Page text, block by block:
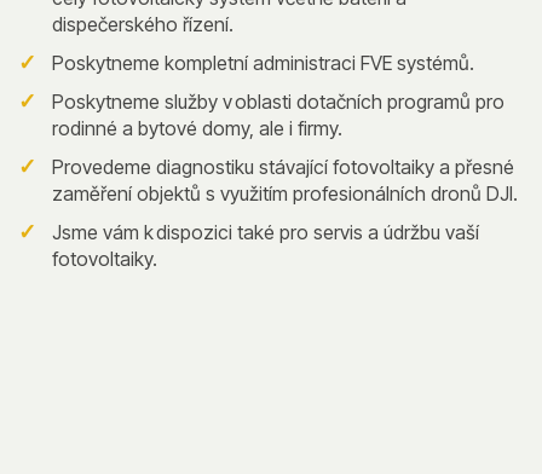
dispečerského řízení.
Poskytneme kompletní administraci FVE systémů.
Poskytneme služby v oblasti dotačních programů pro
rodinné a bytové domy, ale i firmy.
Provedeme diagnostiku stávající fotovoltaiky a přesné
zaměření objektů s využitím profesionálních dronů DJI.
Jsme vám k dispozici také pro servis a údržbu vaší
fotovoltaiky.